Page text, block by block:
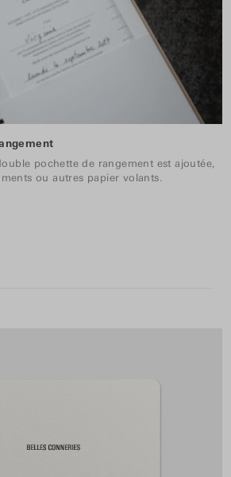
pochette de rangement est ajoutée,
ou autres papier volants.